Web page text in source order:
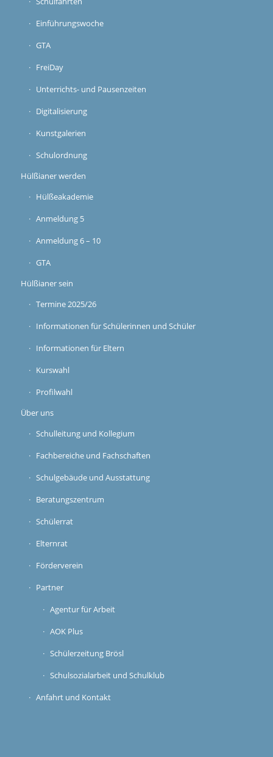
Einführungswoche
GTA
FreiDay
Unterrichts- und Pausenzeiten
Digitalisierung
Kunstgalerien
Schulordnung
Hülßianer werden
Hülßeakademie
Anmeldung 5
Anmeldung 6 – 10
GTA
Hülßianer sein
Termine 2025/26
Informationen für Schülerinnen und Schüler
Informationen für Eltern
Kurswahl
Profilwahl
Über uns
Schulleitung und Kollegium
Fachbereiche und Fachschaften
Schulgebäude und Ausstattung
Beratungszentrum
Schülerrat
Elternrat
Förderverein
Partner
Agentur für Arbeit
AOK Plus
Schülerzeitung Brösl
Schulsozialarbeit und Schulklub
Anfahrt und Kontakt